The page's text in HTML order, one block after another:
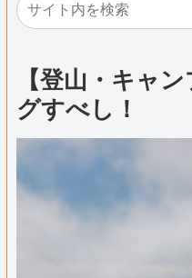
【登山・キャ
グすべし！